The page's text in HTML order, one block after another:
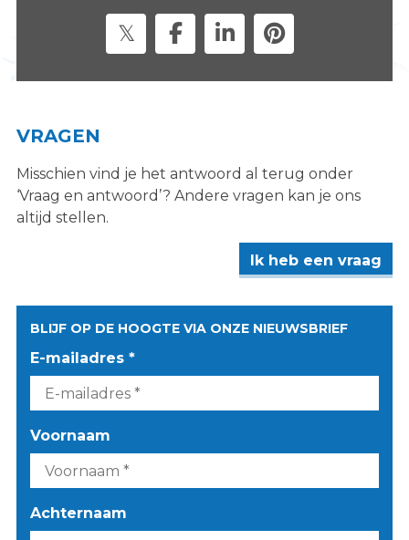
e
VRAGEN
Misschien vind je het antwoord al terug onder
‘Vraag en antwoord’? Andere vragen kan je ons
altijd stellen.
Ik heb een vraag
BLIJF OP DE HOOGTE VIA ONZE NIEUWSBRIEF
E-mailadres *
Voornaam
Achternaam